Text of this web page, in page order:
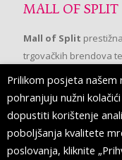
MALL OF SPLIT
Mall of Split
trgovačkih brendova
prvi put pojavljuju u
PRATITE NAS
Prilikom posjeta našem
pohranjuju nužni
dopustiti korištenje
poboljšanja kvalitete
poslovanja, kliknite